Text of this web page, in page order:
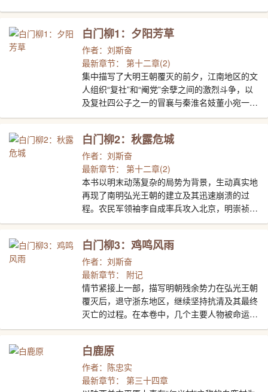
白门柳1：夕阳芳草
作者：刘斯奋
最新章节： 第十二章(2)
集中描写了大明王朝覆灭的前夕，江南地区的文
人组织“复社”和“阉党”余孽之间的激烈斗争，以
及复社四公子之一的冒襄与秦淮名妓董小宛一波
三折的爱情纠葛，竟同权臣暗中进行政治交易，
斗、内讧更显波诡云谲。小说通过当时的一批知
识分子，即所谓“士”这一阶层的性格状态，以及
上至朝中权贵下至秦淮汩院、江南市井，再现了
我国十七世纪中叶尖锐复杂的社会矛盾，展示了
一幅奢华腐朽走向哀败孕育新生的末世画卷。作
品无论是写历史人物生活情怀，还是金粉江南民
情风俗，都细腻传神、绘声绘色、新意迭出。
白门柳2：秋露危城
作者：刘斯奋
最新章节： 第十二章(2)
本书以明末动荡复杂的局势为背景，生动真实地
再现了南明弘光王朝的建立及其迅速崩溃的过
程。农民军领袖李自成率兵攻入北京，明崇祯的
突然灭亡给江南造成了冲击和极度混乱。为江南
与以马士英为首的政治势力展开较量。政权内部
的矛盾日趋尖锐，各派斗争惊心动魄，甚至爆发
内战危机，直至清兵一举南下。作品通过对黄宗
羲、陈贞慧、史可法、钱谦益、柳如是、董小宛
等一系列著名人物的命运、性格变化的描写，以
姿采纷呈的运笔多层次、多角度地展现了一幅场
景辽阔、人物众多的历史长卷，其中既有政治场
秦淮两岸男女在乱世中的感情纠葛，交织成一曲
波澜壮阔、悲风四起的末世挽歌，具有极强的历
史穿透力和艺术感染力。
白门柳3：鸡鸣风雨
作者：刘斯奋
最新章节： 附记
情节紧接上一部，描写明朝残余势力在弘光王朝
覆灭后，退守浙东地区，继续坚持抗清及其最终
灭亡的过程。在本卷中，几个主要人物被命运驱
上了不同的道路。黄宗羲毅然参加义军从事武装
益投降北上，柳如是则独自留在南京，各自经历
了种种艰难曲折，最终又集结在抗清的旗帜之
下。作为全书的大结局，本卷在继续保留和发扬
白鹿原
作者：陈忠实
最新章节： 第三十四章